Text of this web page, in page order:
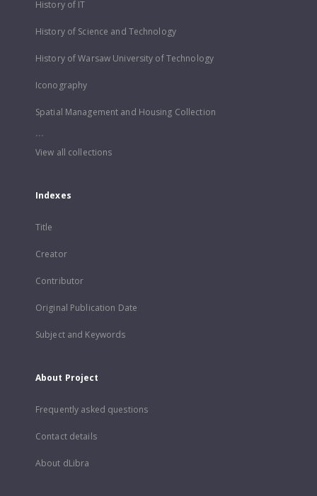
History of IT
History of Science and Technology
History of Warsaw University of Technology
Iconography
Spatial Management and Housing Collection
...
View all collections
Indexes
Title
Creator
Contributor
Original Publication Date
Subject and Keywords
About Project
Frequently asked questions
Contact details
About dLibra